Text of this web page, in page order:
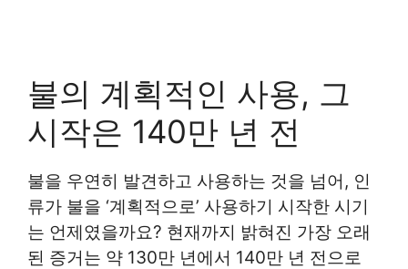
불의 계획적인 사용, 그
시작은 140만 년 전
불을 우연히 발견하고 사용하는 것을 넘어, 인
류가 불을 ‘계획적으로’ 사용하기 시작한 시기
는 언제였을까요? 현재까지 밝혀진 가장 오래
된 증거는 약 130만 년에서 140만 년 전으로